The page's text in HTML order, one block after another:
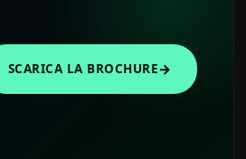
SCARICA LA BROCHURE→